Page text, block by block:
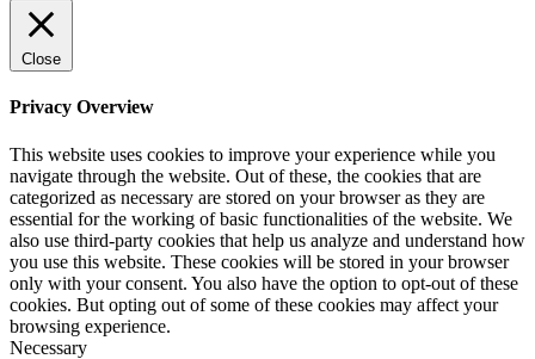
Close
Privacy Overview
This website uses cookies to improve your experience while you
navigate through the website. Out of these, the cookies that are
categorized as necessary are stored on your browser as they are
essential for the working of basic functionalities of the website. We
also use third-party cookies that help us analyze and understand how
you use this website. These cookies will be stored in your browser
only with your consent. You also have the option to opt-out of these
cookies. But opting out of some of these cookies may affect your
browsing experience.
Necessary